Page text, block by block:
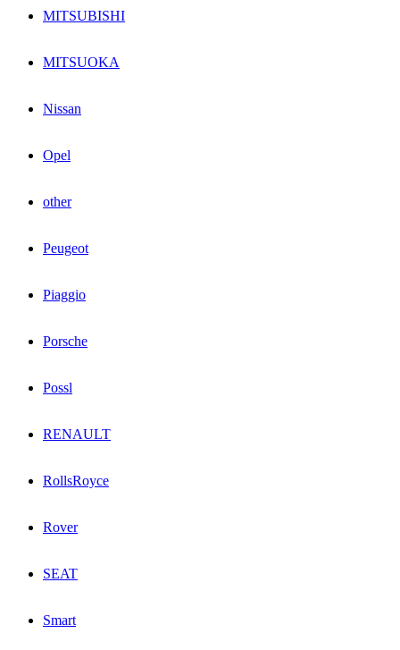
MITSUBISHI
MITSUOKA
Nissan
Opel
other
Peugeot
Piaggio
Porsche
Possl
RENAULT
RollsRoyce
Rover
SEAT
Smart